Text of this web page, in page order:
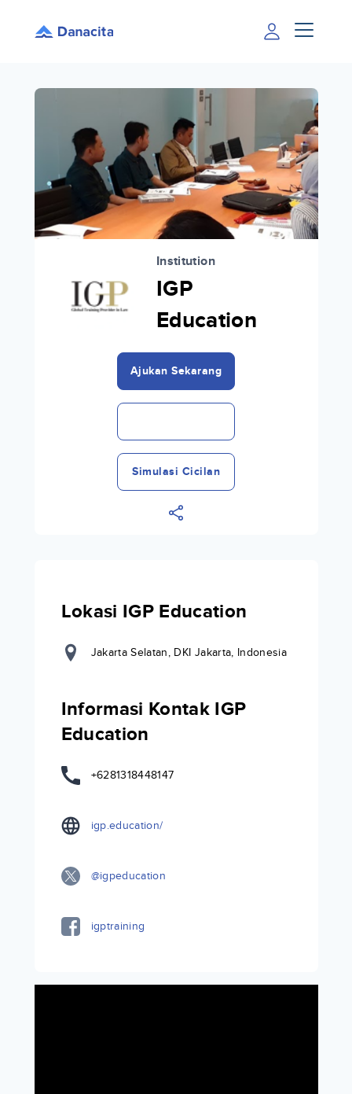
Institution
IGP
Education
Ajukan Sekarang
Simulasi Cicilan
Lokasi IGP Education
Jakarta Selatan, DKI Jakarta, Indonesia
Informasi Kontak IGP
Education
+6281318448147
igp.education/
@igpeducation
igptraining